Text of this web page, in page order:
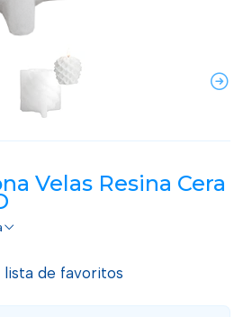
Velas Resina Cera
lista de favoritos